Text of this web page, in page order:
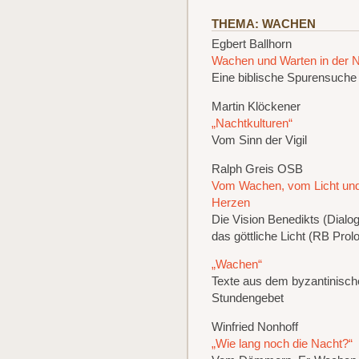
THEMA: WACHEN
Egbert Ballhorn
Wachen und Warten in der
Eine biblische Spurensuche
Martin Klöckener
„Nachtkulturen“
Vom Sinn der Vigil
Ralph Greis OSB
Vom Wachen, vom Licht
Herzen
Die Vision Benedikts
das göttliche Licht (RB
„Wachen“
Texte aus dem
Stundengebet
Winfried Nonhoff
„Wie lang noch die Nacht?“